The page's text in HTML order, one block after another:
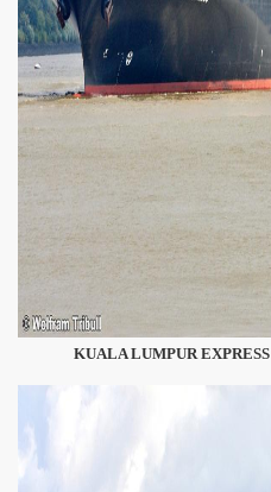
KUALA LUMPUR EXPRESS